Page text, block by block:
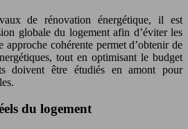
de rénovation énergétique, il est
globale du logement afin d’éviter les
cohérente permet d’obtenir de
tout en optimisant le budget
doivent être étudiés en amont pour
du logement